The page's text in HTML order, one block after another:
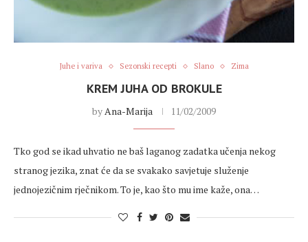
Juhe i variva Sezonski recepti Slano Zima
KREM JUHA OD BROKULE
byAna-Marija 11/02/2009
Tko god se ikad uhvatio ne baš laganog zadatka učenja nekog
stranog jezika, znat će da se svakako savjetuje služenje
jednojezičnim rječnikom. To je, kao što mu ime kaže, ona…